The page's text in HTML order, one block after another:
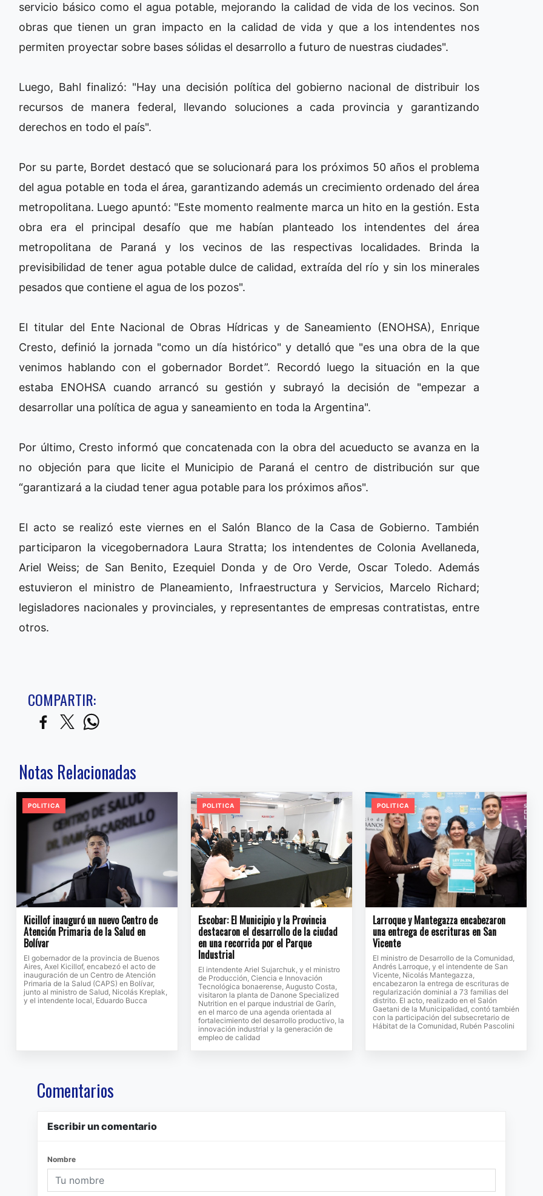
servicio básico como el agua potable, mejorando la calidad de vida de los vecinos. Son
obras que tienen un gran impacto en la calidad de vida y que a los intendentes nos
permiten proyectar sobre bases sólidas el desarrollo a futuro de nuestras ciudades".
Luego, Bahl finalizó: "Hay una decisión política del gobierno nacional de distribuir los
recursos de manera federal, llevando soluciones a cada provincia y garantizando
derechos en todo el país".
Por su parte, Bordet destacó que se solucionará para los próximos 50 años el problema
del agua potable en toda el área, garantizando además un crecimiento ordenado del área
metropolitana. Luego apuntó: "Este momento realmente marca un hito en la gestión. Esta
obra era el principal desafío que me habían planteado los intendentes del área
metropolitana de Paraná y los vecinos de las respectivas localidades. Brinda la
previsibilidad de tener agua potable dulce de calidad, extraída del río y sin los minerales
pesados que contiene el agua de los pozos".
El titular del Ente Nacional de Obras Hídricas y de Saneamiento (ENOHSA), Enrique
Cresto, definió la jornada "como un día histórico" y detalló que "es una obra de la que
venimos hablando con el gobernador Bordet”. Recordó luego la situación en la que
estaba ENOHSA cuando arrancó su gestión y subrayó la decisión de "empezar a
desarrollar una política de agua y saneamiento en toda la Argentina".
Por último, Cresto informó que concatenada con la obra del acueducto se avanza en la
no objeción para que licite el Municipio de Paraná el centro de distribución sur que
“garantizará a la ciudad tener agua potable para los próximos años".
El acto se realizó este viernes en el Salón Blanco de la Casa de Gobierno. También
participaron la vicegobernadora Laura Stratta; los intendentes de Colonia Avellaneda,
Ariel Weiss; de San Benito, Ezequiel Donda y de Oro Verde, Oscar Toledo. Además
estuvieron el ministro de Planeamiento, Infraestructura y Servicios, Marcelo Richard;
legisladores nacionales y provinciales, y representantes de empresas contratistas, entre
otros.
COMPARTIR:
Notas Relacionadas
POLITICA
Kicillof inauguró un nuevo Centro de
Atención Primaria de la Salud en
Bolívar
El gobernador de la provincia de Buenos
Aires, Axel Kicillof, encabezó el acto de
inauguración de un Centro de Atención
Primaria de la Salud (CAPS) en Bolívar,
junto al ministro de Salud, Nicolás Kreplak,
y el intendente local, Eduardo Bucca
POLITICA
Escobar: El Municipio y la Provincia
destacaron el desarrollo de la ciudad
en una recorrida por el Parque
Industrial
El intendente Ariel Sujarchuk, y el ministro
de Producción, Ciencia e Innovación
Tecnológica bonaerense, Augusto Costa,
visitaron la planta de Danone Specialized
Nutrition en el parque industrial de Garín,
en el marco de una agenda orientada al
fortalecimiento del desarrollo productivo, la
innovación industrial y la generación de
empleo de calidad
POLITICA
Larroque y Mantegazza encabezaron
una entrega de escrituras en San
Vicente
El ministro de Desarrollo de la Comunidad,
Andrés Larroque, y el intendente de San
Vicente, Nicolás Mantegazza,
encabezaron la entrega de escrituras de
regularización dominial a 73 familias del
distrito. El acto, realizado en el Salón
Gaetani de la Municipalidad, contó también
con la participación del subsecretario de
Hábitat de la Comunidad, Rubén Pascolini
Comentarios
Escribir un comentario
Nombre